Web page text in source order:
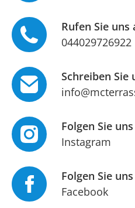
Rufen Sie uns
044029726922
Schreiben Sie
Folgen Sie
Instagram
Folgen Sie
Facebook